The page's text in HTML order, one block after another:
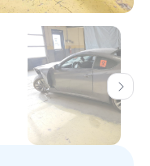
Next